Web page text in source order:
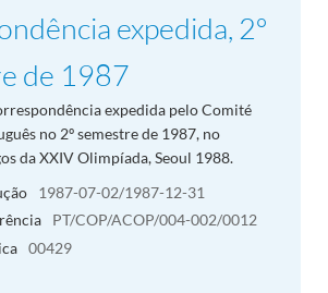
expedida, 2º
de 1987
expedida pelo Comité
no 2º semestre de 1987, no
da XXIV Olimpíada, Seoul 1988.
1987-07-02/1987-12-31
PT/COP/ACOP/004-002/0012
00429